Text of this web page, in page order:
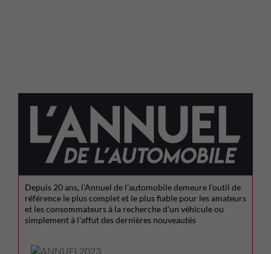
Depuis 20 ans, l'Annuel de l'automobile demeure l'outil de
référence le plus complet et le plus fiable pour les amateurs
et les consommateurs à la recherche d'un véhicule ou
simplement à l'affut des dernières nouveautés